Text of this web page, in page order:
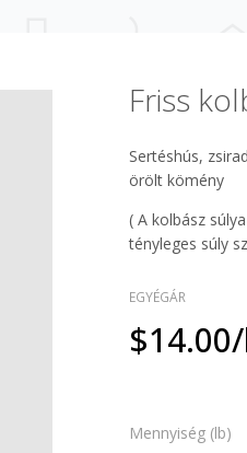
Friss
Sertéshús,
örölt kömény
( A kolbász
tényleges súly
EGYÉGÁR
Mennyiség (lb)